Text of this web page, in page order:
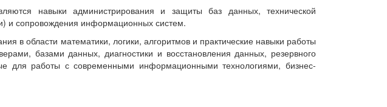
навыки администрирования и защиты баз данных, технической
и сопровождения информационных систем.
в области математики, логики, алгоритмов и практические навыки работы
базами данных, диагностики и восстановления данных, резервного
для работы с современными информационными технологиями, бизнес-